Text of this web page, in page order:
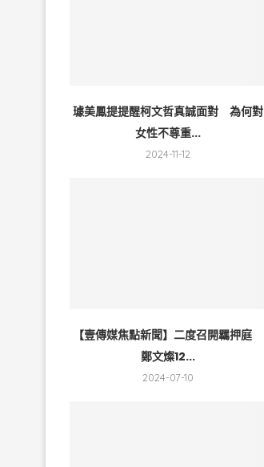
璩美鳳提提醒柯文哲真誠面對 為何對
女性不尊重...
2024-11-12
【壹傳媒焦點新聞】二度召開羈押庭
鄭文燦12...
2024-07-10